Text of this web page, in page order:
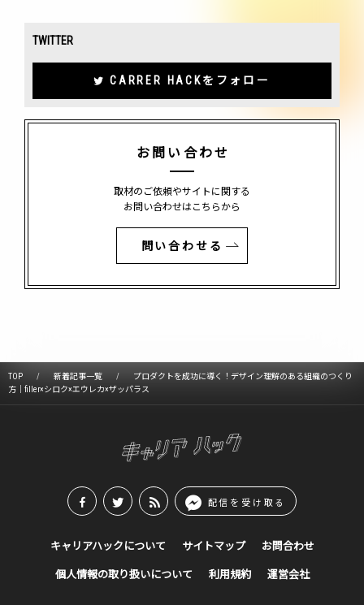
TWITTER
CARRER HACKをフォロー
お問い合わせ
取材のご依頼やサイトに関する
お問い合わせはこちらから
問い合わせる
TOP 新着記事一覧
プロダクトを成功に導く！デザイン理解のある組織のつくり
方｜filler×シロク×エウレカ×ザッパラス
配信を受け取る
キャリアハックについて サイトマップ お問合わせ
個人情報の取り扱いについて 利用規約 運営会社